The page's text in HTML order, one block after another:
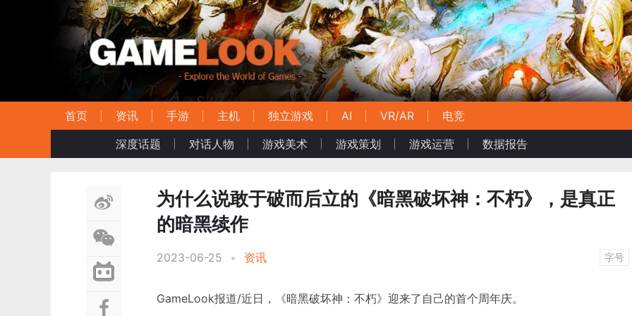
首页 资讯 手游 主机 独立游戏 AI VR/AR
电竞
深度话题
对话人物 游戏美术 游戏策划 游戏运营 数据报告
为什么说敢于破而后立的《暗黑破坏神：不朽》，是真正
的暗黑续作
2023-06-25 • 资讯 字号
GameLook报道/近日，《暗黑破坏神：不朽》迎来了自己的首个周年庆。